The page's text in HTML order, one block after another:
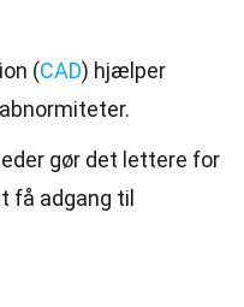
(CAD) hjælper
gør det lettere for
få adgang til